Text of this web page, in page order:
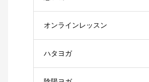
オンラインレッスン
ハタヨガ